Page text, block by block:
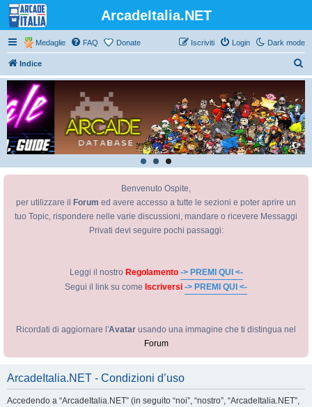
ArcadeItalia.NET
Dark mode
Medaglie FAQ Donate Login
Iscriviti
Indice
e
c
a
Benvenuto Ospite,
per utilizzare il
Forum ed avere accesso a tutte le sezioni e poter aprire un
tuo Topic, rispondere nelle varie discussioni, mandare o ricevere Messaggi
Privati devi seguire pochi passaggi:
Leggi il nostro Regolamento -> PREMI QUI <-
Segui il link su come Iscriversi -> PREMI QUI <-
Ricordati di aggiornare l'Avatar usando una immagine che ti distingua nel
Forum
ArcadeItalia.NET - Condizioni d’uso
Accedendo a “ArcadeItalia.NET” (in seguito “noi”, “nostro”, “ArcadeItalia.NET”,